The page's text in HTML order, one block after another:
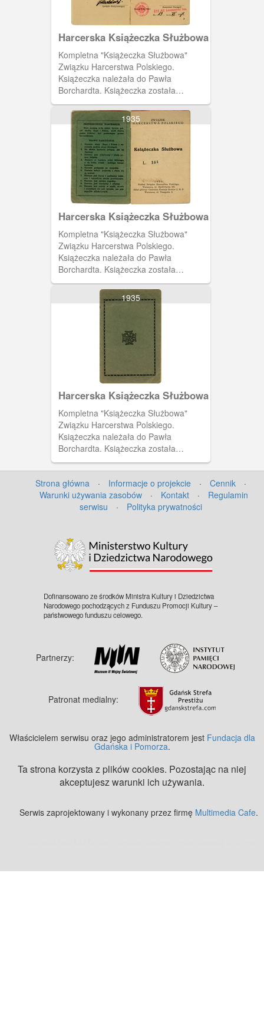
Harcerska Książeczka Służbowa
Kompletna "Książeczka Służbowa"
Związku Harcerstwa Polskiego.
Książeczka należała do Pawła
Borchardta. Książeczka została
wystawiona 19 czerwca 1937 roku
przez harcmistrza Alfa Liczmańskiego.
Na drugiej stronie książeczki zdjęcie
Pawła Borchardta i podpis
drużynowego. Na trzeciej stronie dane
właściciela książeczki i podstawowe
dane dotyczące ważności książeczki,
daty wystawienia oraz data złożenia
przyrzeczenia harcerskiego.
1935
Harcerska Książeczka Służbowa
Kompletna "Książeczka Służbowa"
Związku Harcerstwa Polskiego.
Książeczka należała do Pawła
Borchardta. Książeczka została
wystawiona 19 czerwca 1937 roku
przez harcmistrza Alfa Liczmańskiego.
Na drugiej stronie okładki przyrzeczenie
harcerskie i prawo harcerskie w 10
książeczki i informacja wydawcy.
1935
Harcerska Książeczka Służbowa
Kompletna "Książeczka Służbowa"
Związku Harcerstwa Polskiego.
Książeczka należała do Pawła
Borchardta. Książeczka została
wystawiona 19 czerwca 1937 roku
przez harcmistrza Alfa Liczmańskiego.
Pierwsza strona okładki z krzyżem
harcerskim.
Strona główna · Informacje o projekcie · Cennik
·
Warunki używania zasobów
· Kontakt ·
Regulamin
serwisu
· Polityka prywatności
Dofinansowano ze środków Ministra Kultury i Dziedzictwa
Narodowego pochodzących z Funduszu Promocji Kultury –
państwowego funduszu celowego.
Partnerzy:
Patronat medialny:
Właścicielem serwisu oraz jego administratorem jest Fundacja dla
Gdańska i Pomorza.
Ta strona korzysta z plików cookies. Pozostając na niej
akceptujesz warunki ich używania.
Serwis zaprojektowany i wykonany przez firmę Multimedia Cafe.